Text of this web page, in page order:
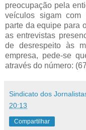
preocupação pela
veículos sigam com
parte da equipe para
as entrevistas
de desrespeito às
empresa, pede-se
através do número:
Sindicato dos
20:13
Compartilhar